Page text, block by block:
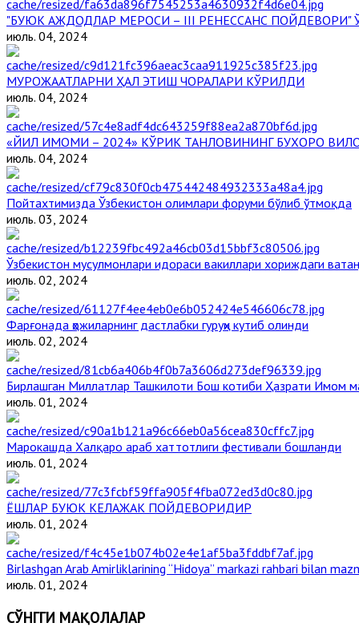
"БУЮК АЖДОДЛАР МЕРОСИ – III РЕНЕССАНС
июль. 04, 2024
МУРОЖААТЛАРНИ ҲАЛ ЭТИШ ЧОРАЛАРИ КЎРИЛДИ
июль. 04, 2024
«ЙИЛ ИМОМИ – 2024» КЎРИК ТАНЛОВИНИНГ БУХОРО
июль. 04, 2024
Пойтахтимизда Ўзбекистон олимлари форуми бўлиб ўтмоқда
июль. 03, 2024
Ўзбекистон мусулмонлари идораси вакиллари хориждаги
июль. 02, 2024
Фарғонада ҳожиларнинг дастлабки гуруҳи кутиб олинди
июль. 02, 2024
Бирлашган Миллатлар Ташкилоти Бош котиби Ҳазрати Имом
июль. 01, 2024
Марокашда Халқаро араб хаттотлиги фестивали бошланди
июль. 01, 2024
ЁШЛАР БУЮК КЕЛАЖАК ПОЙДЕВОРИДИР
июль. 01, 2024
Birlashgan Arab Amirliklarining “Hidoya” markazi rahbari bilan
июль. 01, 2024
СЎНГГИ МАҚОЛАЛАР